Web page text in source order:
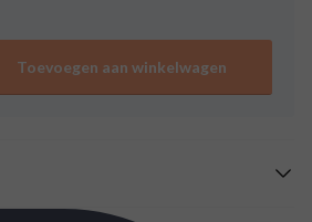
komen de smaken van zoet
Toevoegen aan winkelwagen